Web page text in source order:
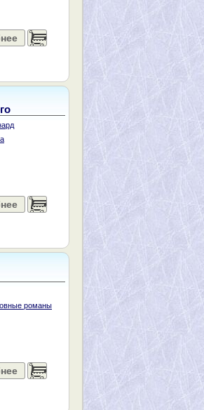
......
......
романы
......